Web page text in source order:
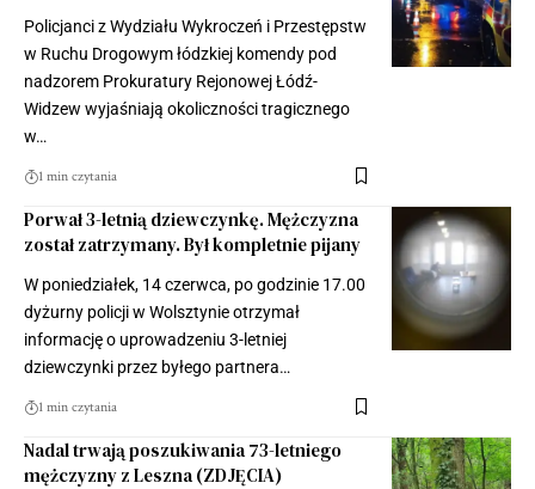
Policjanci z Wydziału Wykroczeń i Przestępstw
w Ruchu Drogowym łódzkiej komendy pod
nadzorem Prokuratury Rejonowej Łódź-
Widzew wyjaśniają okoliczności tragicznego
w…
1 min czytania
Porwał 3-letnią dziewczynkę. Mężczyzna
został zatrzymany. Był kompletnie pijany
W poniedziałek, 14 czerwca, po godzinie 17.00
dyżurny policji w Wolsztynie otrzymał
informację o uprowadzeniu 3-letniej
dziewczynki przez byłego partnera…
1 min czytania
Nadal trwają poszukiwania 73-letniego
mężczyzny z Leszna (ZDJĘCIA)